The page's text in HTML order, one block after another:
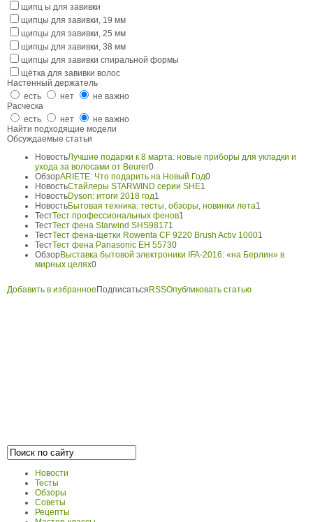
щипц ы для завивки
щипцы для завивки, 19 мм
щипцы для завивки, 25 мм
щипцы для завивки, 38 мм
щипцы для завивки спиральной формы
щётка для завивки волос
Настенный держатель
есть
нет
не важно
Расческа
есть
нет
не важно
Найти подходящие модели
Обсуждаемые статьи
НовостьЛучшие подарки к 8 марта: новые приборы для укладки и
ухода за волосами от Beurer0
ОбзорARIETE: Что подарить на Новый Год0
НовостьСтайлеры STARWIND серии SHE1
НовостьDyson: итоги 2018 год1
НовостьБытовая техника: тесты, обзоры, новинки лета1
ТестТест профессиональных фенов1
ТестТест фена Starwind SHS98171
ТестТест фена-щетки Rowenta CF 9220 Brush Activ 10001
ТестТест фена Panasonic EH 55730
ОбзорВыставка бытовой электроники IFA-2016: «на Берлин» в
мирных целях0
Добавить в избранное Подписаться RSSОпубликовать статью
Новости
Тесты
Обзоры
Советы
Рецепты